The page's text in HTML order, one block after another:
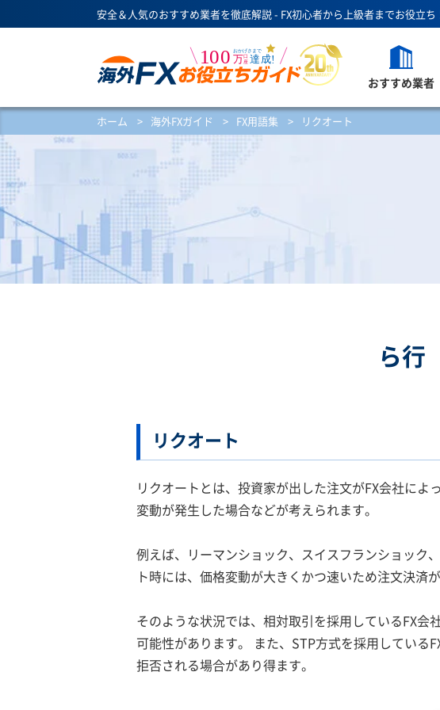
安全＆人気のおすすめ業者を徹底解説 - FX初心者から上級者までお役立ち
おすすめ業者
ホーム > 海外FXガイド > FX用語集 > リクオート
ら行
リクオート
リクオートとは、投資家が出した注文がFX会社に
変動が発生した場合などが考えられます。
例えば、リーマンショック、スイスフランショック
ト時には、価格変動が大きくかつ速いため注文決済
そのような状況では、相対取引を採用しているFX
可能性があります。 また、STP方式を採用してい
拒否される場合があり得ます。